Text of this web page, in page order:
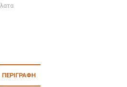
ΠΕΡΙΓΡΑΦΉ